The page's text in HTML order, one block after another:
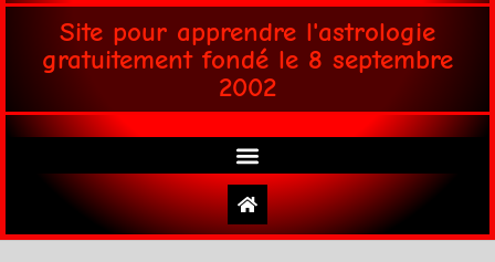
Site pour apprendre l'astrologie
gratuitement fondé le 8 septembre
2002